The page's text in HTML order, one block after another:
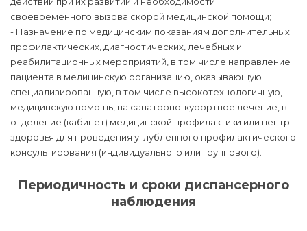
своевременного вызова скорой медицинской помощи;
- Назначение по медицинским показаниям дополнительных
профилактических, диагностических, лечебных и
реабилитационных мероприятий, в том числе направление
пациента в медицинскую организацию, оказывающую
специализированную, в том числе высокотехнологичную,
медицинскую помощь, на санаторно-курортное лечение, в
отделение (кабинет) медицинской профилактики или центр
здоровья для проведения углубленного профилактического
консультирования (индивидуального или группового).
Периодичность и сроки диспансерного
наблюдения